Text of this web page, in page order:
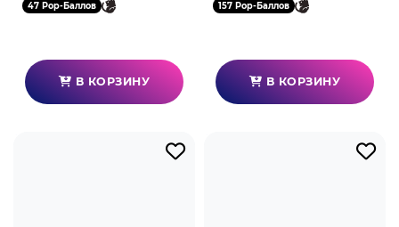
47 Pop-Баллов
В КОРЗИНУ
157 Pop-Баллов
В КОРЗИНУ